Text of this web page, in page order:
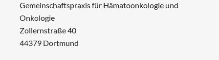
Gemeinschaftspraxis für Hämatoonkologie und
Onkologie
Zollernstraße 40
44379 Dortmund